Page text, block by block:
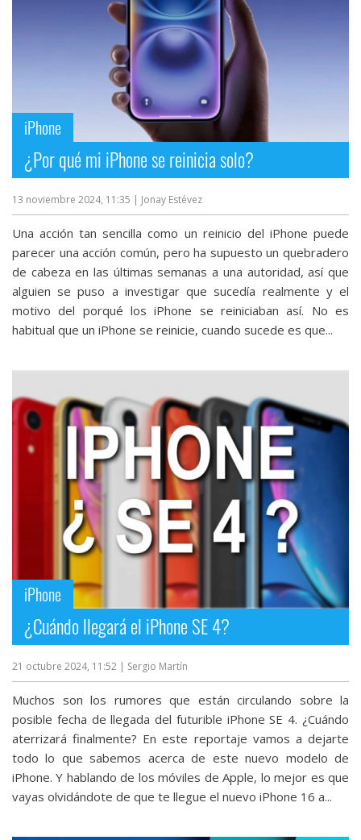
iPhone
¿Por qué mi iPhone se reinicia solo?
13 noviembre 2024, 11:35 | Jonay Estévez
Una acción tan sencilla como un reinicio del iPhone puede
parecer una acción común, pero ha supuesto un quebradero
de cabeza en las últimas semanas a una autoridad, así que
alguien se puso a investigar que sucedía realmente y el
motivo del porqué los iPhone se reiniciaban así. No es
habitual que un iPhone se reinicie, cuando sucede es que...
iPhone
¿Cuándo llegará el iPhone SE 4?
21 octubre 2024, 11:52 | Sergio Martín
Muchos son los rumores que están circulando sobre la
posible fecha de llegada del futurible iPhone SE 4. ¿Cuándo
aterrizará finalmente? En este reportaje vamos a dejarte
todo lo que sabemos acerca de este nuevo modelo de
iPhone. Y hablando de los móviles de Apple, lo mejor es que
vayas olvidándote de que te llegue el nuevo iPhone 16 a...